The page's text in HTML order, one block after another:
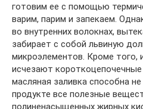
готовим ее с помощью
варим, парим и запекаем.
во внутренних волокнах,
забирает с собой львиную
микроэлементов. Кроме того,
исчезают
масляная заливка способна
продукте все полезные
полиненасыщенных жирных